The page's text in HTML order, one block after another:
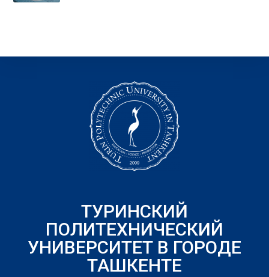
ТУРИНСКИЙ
ПОЛИТЕХНИЧЕСКИЙ
УНИВЕРСИТЕТ В ГОРОДЕ
ТАШКЕНТЕ